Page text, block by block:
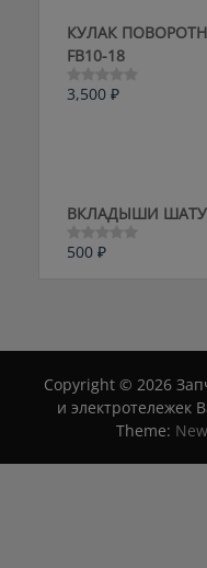
КУЛАК
FB10-18
Оценка
3,500 ₽
ВКЛАДЫШИ
Оценка
500 ₽
Copyright © 2026
и электротележек
Theme: